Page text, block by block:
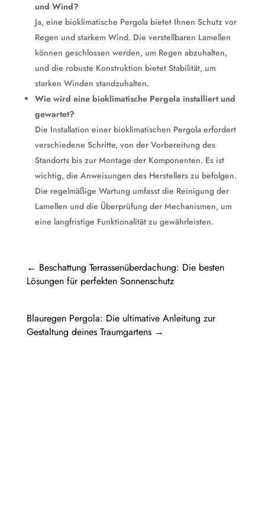
und Wind?
Ja, eine bioklimatische Pergola bietet Ihnen Schutz vor
Regen und starkem Wind. Die verstellbaren Lamellen
können geschlossen werden, um Regen abzuhalten,
und die robuste Konstruktion bietet Stabilität, um
starken Winden standzuhalten.
Wie wird eine bioklimatische Pergola installiert und
gewartet?
Die Installation einer bioklimatischen Pergola erfordert
verschiedene Schritte, von der Vorbereitung des
Standorts bis zur Montage der Komponenten. Es ist
wichtig, die Anweisungen des Herstellers zu befolgen.
Die regelmäßige Wartung umfasst die Reinigung der
Lamellen und die Überprüfung der Mechanismen, um
eine langfristige Funktionalität zu gewährleisten.
← Beschattung Terrassenüberdachung: Die besten
Lösungen für perfekten Sonnenschutz
Blauregen Pergola: Die ultimative Anleitung zur
Gestaltung deines Traumgartens→